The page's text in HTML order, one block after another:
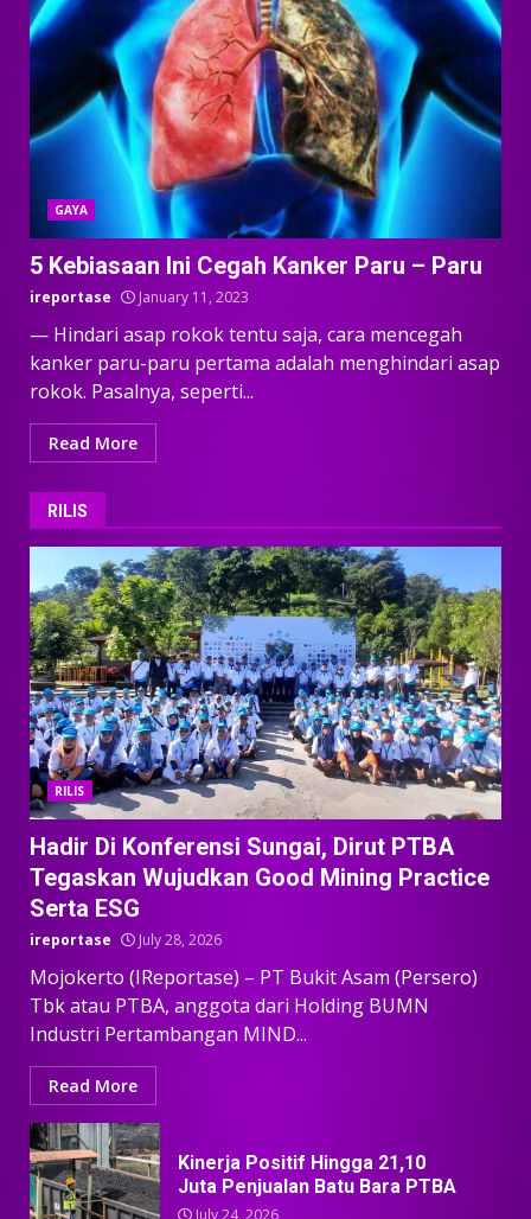
GAYA
5 Kebiasaan Ini Cegah Kanker Paru – Paru
ireportase January 11, 2023
— Hindari asap rokok tentu saja, cara mencegah
kanker paru-paru pertama adalah menghindari asap
rokok. Pasalnya, seperti...
Read More
RILIS
RILIS
Hadir Di Konferensi Sungai, Dirut PTBA
Tegaskan Wujudkan Good Mining Practice
Serta ESG
ireportase July 28, 2026
Mojokerto (IReportase) – PT Bukit Asam (Persero)
Tbk atau PTBA, anggota dari Holding BUMN
Industri Pertambangan MIND...
Read More
Kinerja Positif Hingga 21,10
Juta Penjualan Batu Bara PTBA
July 24, 2026